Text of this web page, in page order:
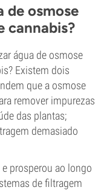
de osmose
cannabis?
água de osmose
Existem dois
que a osmose
remover impurezas
das plantas;
demasiado
prosperou ao longo
de filtragem